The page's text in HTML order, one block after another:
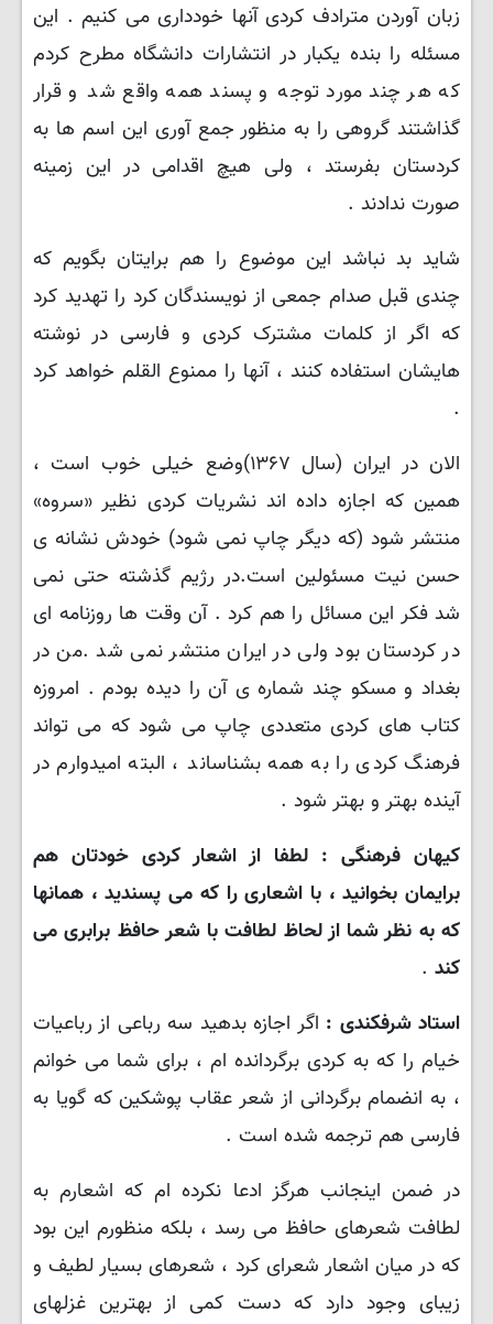
زبان آوردن مترادف کردی آنها خودداری می کنیم . این
مسئله را بنده یکبار در انتشارات دانشگاه مطرح کردم
که هر چند مورد توجه و پسند همه واقع شد و قرار
گذاشتند گروهی را به منظور جمع آوری این اسم ها به
کردستان بفرستد ، ولی هیچ اقدامی در این زمینه
صورت ندادند .
شاید بد نباشد این موضوع را هم برایتان بگویم که
چندی قبل صدام جمعی از نویسندگان کرد را تهدید کرد
که اگر از کلمات مشترک کردی و فارسی در نوشته
هایشان استفاده کنند ، آنها را ممنوع القلم خواهد کرد
.
الان در ایران (سال ۱۳۶۷)وضع خیلی خوب است ،
همین که اجازه داده اند نشریات کردی نظیر «سروه»
منتشر شود (که دیگر چاپ نمی شود) خودش نشانه ی
حسن نیت مسئولین است.در رژیم گذشته حتی نمی
شد فکر این مسائل را هم کرد . آن وقت ها روزنامه ای
در کردستان بود ولی در ایران منتشر نمی شد .من در
بغداد و مسکو چند شماره ی آن را دیده بودم . امروزه
کتاب های کردی متعددی چاپ می شود که می تواند
فرهنگ کردی را به همه بشناساند ، البته امیدوارم در
آینده بهتر و بهتر شود .
کیهان فرهنگی : لطفا از اشعار کردی خودتان هم
برایمان بخوانید ، با اشعاری را که می پسندید ، همانها
که به نظر شما از لحاظ لطافت با شعر حافظ برابری می
کند .
استاد شرفکندی : اگر اجازه بدهید سه رباعی از رباعیات
خیام را که به کردی برگردانده ام ، برای شما می خوانم
، به انضمام برگردانی از شعر عقاب پوشکین که گویا به
فارسی هم ترجمه شده است .
در ضمن اینجانب هرگز ادعا نکرده ام که اشعارم به
لطافت شعرهای حافظ می رسد ، بلکه منظورم این بود
که در میان اشعار شعرای کرد ، شعرهای بسیار لطیف و
زیبای وجود دارد که دست کمی از بهترین غزلهای